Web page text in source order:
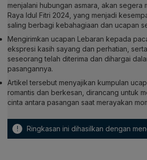
menjalani hubungan asmara, akan segera
Raya Idul Fitri 2024, yang menjadi
saling berbagi kebahagiaan dan ucapan
Mengirimkan ucapan Lebaran kepada
ekspresi kasih sayang dan perhatian,
seseorang telah diterima dan dihargai
pasangannya.
Artikel tersebut menyajikan kumpulan
romantis dan berkesan, dirancang untuk
cinta antara pasangan saat merayakan
! Ringkasan ini dihasilkan dengan